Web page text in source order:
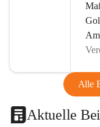
Alle
Aktuelle